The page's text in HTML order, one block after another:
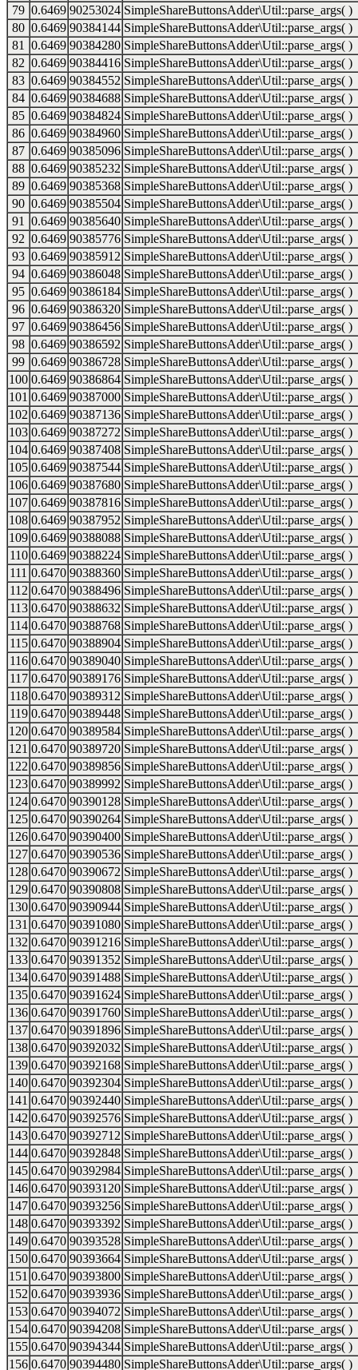
79 0.6469 90253024 SimpleShareButtonsAdder\Util::parse_args( )
80 0.6469 90384144 SimpleShareButtonsAdder\Util::parse_args( )
81
0.6469 90384280 SimpleShareButtonsAdder\Util::parse_args( )
82 0.6469 90384416 SimpleShareButtonsAdder\Util::parse_args( )
83 0.6469 90384552 SimpleShareButtonsAdder\Util::parse_args( )
84 0.6469 90384688 SimpleShareButtonsAdder\Util::parse_args( )
85 0.6469 90384824 SimpleShareButtonsAdder\Util::parse_args( )
86 0.6469 90384960 SimpleShareButtonsAdder\Util::parse_args( )
87 0.6469 90385096 SimpleShareButtonsAdder\Util::parse_args( )
88 0.6469 90385232 SimpleShareButtonsAdder\Util::parse_args( )
89 0.6469 90385368 SimpleShareButtonsAdder\Util::parse_args( )
90 0.6469 90385504 SimpleShareButtonsAdder\Util::parse_args( )
91
0.6469 90385640 SimpleShareButtonsAdder\Util::parse_args( )
92 0.6469 90385776 SimpleShareButtonsAdder\Util::parse_args( )
93 0.6469 90385912 SimpleShareButtonsAdder\Util::parse_args( )
94 0.6469 90386048 SimpleShareButtonsAdder\Util::parse_args( )
95 0.6469 90386184 SimpleShareButtonsAdder\Util::parse_args( )
96 0.6469 90386320 SimpleShareButtonsAdder\Util::parse_args( )
97 0.6469 90386456 SimpleShareButtonsAdder\Util::parse_args( )
98 0.6469 90386592 SimpleShareButtonsAdder\Util::parse_args( )
99 0.6469 90386728 SimpleShareButtonsAdder\Util::parse_args( )
100 0.6469 90386864 SimpleShareButtonsAdder\Util::parse_args( )
101 0.6469 90387000 SimpleShareButtonsAdder\Util::parse_args( )
102 0.6469 90387136 SimpleShareButtonsAdder\Util::parse_args( )
103 0.6469 90387272 SimpleShareButtonsAdder\Util::parse_args( )
104 0.6469 90387408 SimpleShareButtonsAdder\Util::parse_args( )
105 0.6469 90387544 SimpleShareButtonsAdder\Util::parse_args( )
106 0.6469 90387680 SimpleShareButtonsAdder\Util::parse_args( )
107 0.6469 90387816 SimpleShareButtonsAdder\Util::parse_args( )
108 0.6469 90387952 SimpleShareButtonsAdder\Util::parse_args( )
109 0.6469 90388088 SimpleShareButtonsAdder\Util::parse_args( )
110 0.6469 90388224 SimpleShareButtonsAdder\Util::parse_args( )
111 0.6470 90388360 SimpleShareButtonsAdder\Util::parse_args( )
112 0.6470 90388496 SimpleShareButtonsAdder\Util::parse_args( )
113 0.6470 90388632 SimpleShareButtonsAdder\Util::parse_args( )
114 0.6470 90388768 SimpleShareButtonsAdder\Util::parse_args( )
115 0.6470 90388904 SimpleShareButtonsAdder\Util::parse_args( )
116 0.6470 90389040 SimpleShareButtonsAdder\Util::parse_args( )
117 0.6470 90389176 SimpleShareButtonsAdder\Util::parse_args( )
118 0.6470 90389312 SimpleShareButtonsAdder\Util::parse_args( )
119 0.6470 90389448 SimpleShareButtonsAdder\Util::parse_args( )
120 0.6470 90389584 SimpleShareButtonsAdder\Util::parse_args( )
121 0.6470 90389720 SimpleShareButtonsAdder\Util::parse_args( )
122 0.6470 90389856 SimpleShareButtonsAdder\Util::parse_args( )
123 0.6470 90389992 SimpleShareButtonsAdder\Util::parse_args( )
124 0.6470 90390128 SimpleShareButtonsAdder\Util::parse_args( )
125 0.6470 90390264 SimpleShareButtonsAdder\Util::parse_args( )
126 0.6470 90390400 SimpleShareButtonsAdder\Util::parse_args( )
127 0.6470 90390536 SimpleShareButtonsAdder\Util::parse_args( )
128 0.6470 90390672 SimpleShareButtonsAdder\Util::parse_args( )
129 0.6470 90390808 SimpleShareButtonsAdder\Util::parse_args( )
130 0.6470 90390944 SimpleShareButtonsAdder\Util::parse_args( )
131 0.6470 90391080 SimpleShareButtonsAdder\Util::parse_args( )
132 0.6470 90391216 SimpleShareButtonsAdder\Util::parse_args( )
133 0.6470 90391352 SimpleShareButtonsAdder\Util::parse_args( )
134 0.6470 90391488 SimpleShareButtonsAdder\Util::parse_args( )
135 0.6470 90391624 SimpleShareButtonsAdder\Util::parse_args( )
136 0.6470 90391760 SimpleShareButtonsAdder\Util::parse_args( )
137 0.6470 90391896 SimpleShareButtonsAdder\Util::parse_args( )
138 0.6470 90392032 SimpleShareButtonsAdder\Util::parse_args( )
139 0.6470 90392168 SimpleShareButtonsAdder\Util::parse_args( )
140 0.6470 90392304 SimpleShareButtonsAdder\Util::parse_args( )
141 0.6470 90392440 SimpleShareButtonsAdder\Util::parse_args( )
142 0.6470 90392576 SimpleShareButtonsAdder\Util::parse_args( )
143 0.6470 90392712 SimpleShareButtonsAdder\Util::parse_args( )
144 0.6470 90392848 SimpleShareButtonsAdder\Util::parse_args( )
145 0.6470 90392984 SimpleShareButtonsAdder\Util::parse_args( )
146 0.6470 90393120 SimpleShareButtonsAdder\Util::parse_args( )
147 0.6470 90393256 SimpleShareButtonsAdder\Util::parse_args( )
148 0.6470 90393392 SimpleShareButtonsAdder\Util::parse_args( )
149 0.6470 90393528 SimpleShareButtonsAdder\Util::parse_args( )
150 0.6470 90393664 SimpleShareButtonsAdder\Util::parse_args( )
151 0.6470 90393800 SimpleShareButtonsAdder\Util::parse_args( )
152 0.6470 90393936 SimpleShareButtonsAdder\Util::parse_args( )
153 0.6470 90394072 SimpleShareButtonsAdder\Util::parse_args( )
154 0.6470 90394208 SimpleShareButtonsAdder\Util::parse_args( )
155 0.6470 90394344 SimpleShareButtonsAdder\Util::parse_args( )
156 0.6470 90394480 SimpleShareButtonsAdder\Util::parse_args( )